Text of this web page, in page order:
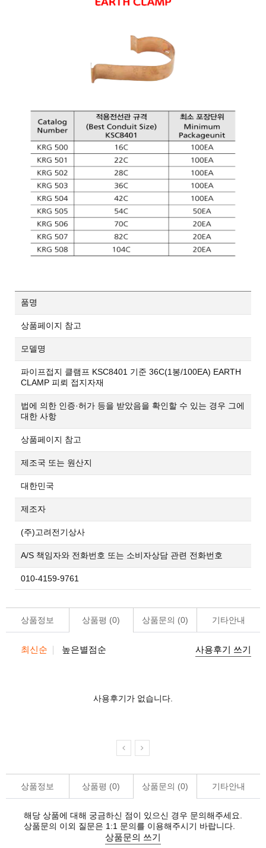
품명
상품페이지 참고
모델명
파이프접지 클램프 KSC8401 기준 36C(1봉/100EA) EARTH
CLAMP 피뢰 접지자재
법에 의한 인증·허가 등을 받았음을 확인할 수 있는 경우 그에
대한 사항
상품페이지 참고
제조국 또는 원산지
대한민국
제조자
(주)고려전기상사
A/S 책임자와 전화번호 또는 소비자상담 관련 전화번호
010-4159-9761
상품정보 상품평 (0) 상품문의 (0) 기타안내
최신순 높은별점순 사용후기 쓰기
사용후기가 없습니다.
상품정보 상품평 (0) 상품문의 (0) 기타안내
해당 상품에 대해 궁금하신 점이 있으신 경우 문의해주세요.
상품문의 이외 질문은 1:1 문의를 이용해주시기 바랍니다.
상품문의 쓰기